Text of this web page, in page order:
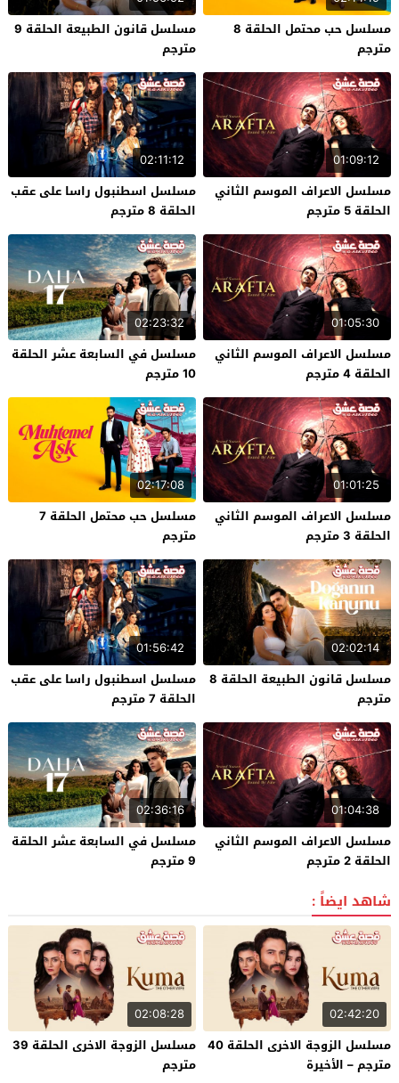
مسلسل حب محتمل الحلقة 8
مترجم
مسلسل قانون الطبيعة الحلقة 9
مترجم
01:09:12
مسلسل الاعراف الموسم الثاني
الحلقة 5 مترجم
02:11:12
مسلسل اسطنبول راسا على عقب
الحلقة 8 مترجم
01:05:30
مسلسل الاعراف الموسم الثاني
الحلقة 4 مترجم
02:23:32
مسلسل في السابعة عشر الحلقة
10 مترجم
01:01:25
مسلسل الاعراف الموسم الثاني
الحلقة 3 مترجم
02:17:08
مسلسل حب محتمل الحلقة 7
مترجم
02:02:14
مسلسل قانون الطبيعة الحلقة 8
مترجم
01:56:42
مسلسل اسطنبول راسا على عقب
الحلقة 7 مترجم
01:04:38
مسلسل الاعراف الموسم الثاني
الحلقة 2 مترجم
02:36:16
مسلسل في السابعة عشر الحلقة
9 مترجم
شاهد ايضاً :
02:42:20
مسلسل الزوجة الاخرى الحلقة 40
مترجم – الأخيرة
02:08:28
مسلسل الزوجة الاخرى الحلقة 39
مترجم